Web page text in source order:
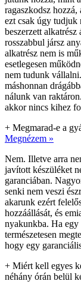
ragaszkodsz
ezt csak úgy tudjuk
beszerzett
rosszabbul jársz
alkatrész nem is
esetlegesen
nem tudunk
máshonnan
nálunk van
akkor nincs kihez
+ Megmarad-e a
Megnézem »
Nem. Illetve arra
javított készüléket
garanciában.
senki nem veszi
akarunk ezért
hozzáállását, és
nyakunkba. Ha
természetesen
hogy egy
+ Miért kell egyes
néhány órán belül